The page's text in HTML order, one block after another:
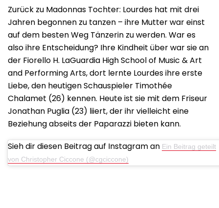
Zurück zu Madonnas Tochter: Lourdes hat mit drei
Jahren begonnen zu tanzen – ihre Mutter war einst
auf dem besten Weg Tänzerin zu werden. War es
also ihre Entscheidung? Ihre Kindheit über war sie an
der Fiorello H. LaGuardia High School of Music & Art
and Performing Arts, dort lernte Lourdes ihre erste
Liebe, den heutigen Schauspieler Timothée
Chalamet (26) kennen. Heute ist sie mit dem Friseur
Jonathan Puglia (23) liiert, der ihr vielleicht eine
Beziehung abseits der Paparazzi bieten kann.
Sieh dir diesen Beitrag auf Instagram an Ein Beitrag geteilt
von Christopher Ciccone (@cgciccone)